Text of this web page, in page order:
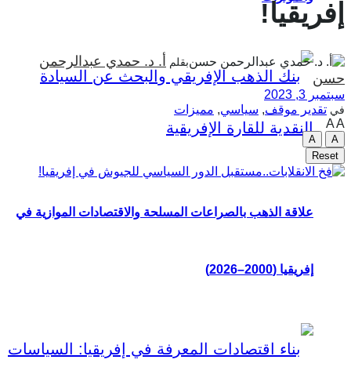
علاقة الذهب بالصراعات المسلحة والاقتصادات الموازية في
إفريقيا (2000–2026)
إفريقيا!
بقلم أ. د. حمدي عبدالرحمن
حسن
سبتمبر 3, 2023
في تقدير موقف, سياسي, مميزات
AA
A
A
Reset